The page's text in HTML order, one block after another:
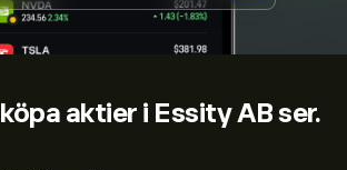
köpa aktier i Essity AB ser.